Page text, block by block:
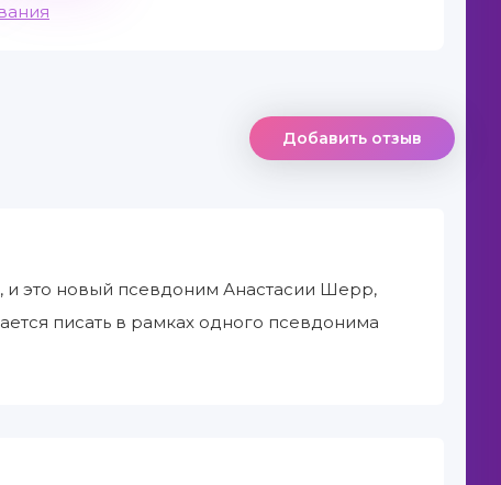
Добавить отзыв
и это новый псевдоним Анастасии Шерр,
писать в рамках одного псевдонима